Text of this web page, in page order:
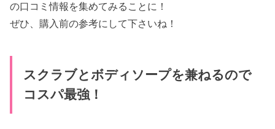
の口コミ情報を集めてみることに！
ぜひ、購入前の参考にして下さいね！
スクラブとボディソープを兼ねるので
コスパ最強！